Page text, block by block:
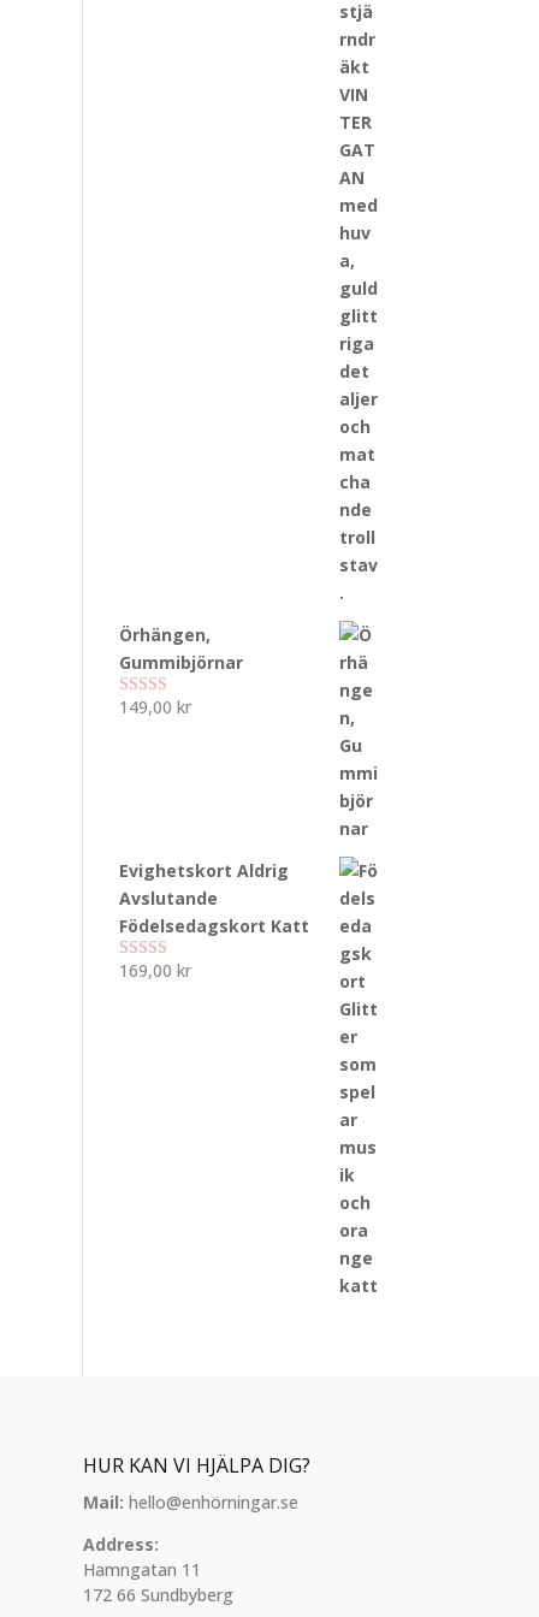
Örhängen,
Gummibjörnar
Betygsatt
149,00 kr
Evighetskort Aldrig
Avslutande
Födelsedagskort Katt
Betygsatt
169,00 kr
HUR KAN VI HJÄLPA DIG?
Mail: hello@enhörningar.se
Address:
Hamngatan 11
172 66 Sundbyberg